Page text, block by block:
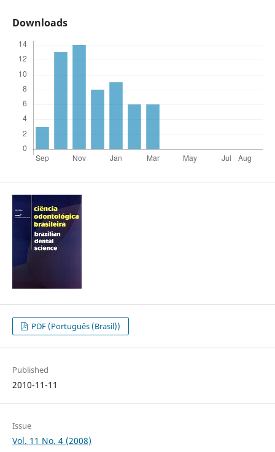
Downloads
PDF (Português (Brasil))
Published
2010-11-11
Issue
Vol. 11 No. 4 (2008)